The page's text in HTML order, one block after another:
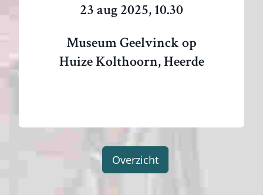
23 aug 2025, 10.30
Museum Geelvinck op
Huize Kolthoorn, Heerde
Overzicht